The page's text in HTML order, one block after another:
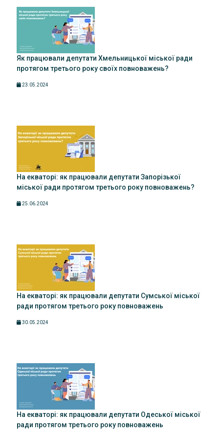
Як працювали депутати Хмельницької міської ради
протягом третього року своїх повноважень?
23.05.2024
На екваторі: як працювали депутати Запорізької
міської ради протягом третього року повноважень?
25.06.2024
На екваторі: як працювали депутати Сумської міської
ради протягом третього року повноважень
30.05.2024
На екваторі: як працювали депутати Одеської міської
ради протягом третього року повноважень